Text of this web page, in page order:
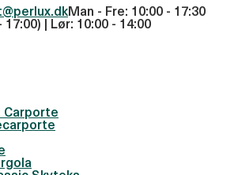
Man - Fre: 10:00 - 17:30
| Lør: 10:00 - 14:00
Carporte